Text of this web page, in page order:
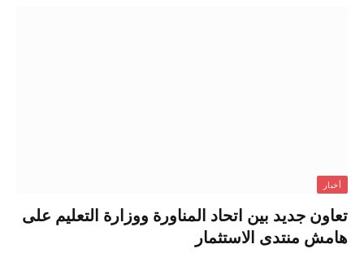
أخبار
تعاون جديد بين اتحاد المناورة ووزارة التعليم على
هامش منتدى الاستثمار